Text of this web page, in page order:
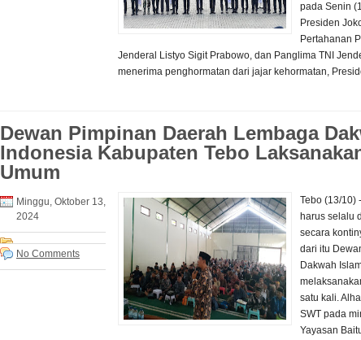
pada Senin
Presiden
Pertahanan
Jenderal Listyo Sigit Prabowo, dan Panglima TNI
menerima penghormatan dari jajar kehormatan,
Dewan Pimpinan Daerah Lembaga
Indonesia Kabupaten Tebo
Umum
Minggu, Oktober 13,
2024
No Comments
Tebo (13/10)
harus selalu
secara
dari itu
Dakwah
satu kali.
SWT pada
Yayasan